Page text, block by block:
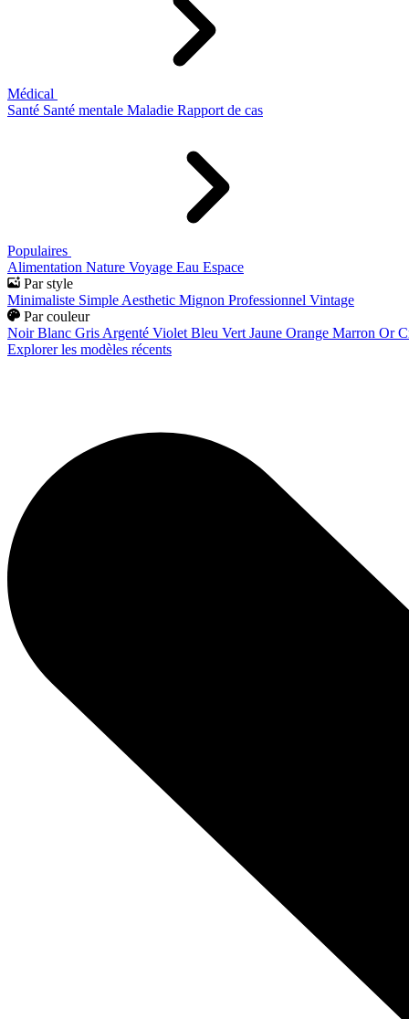
Médical
Santé Santé mentale Maladie Rapport de cas
Populaires
Alimentation Nature Voyage Eau Espace
Par style
Minimaliste Simple Aesthetic Mignon Professionnel Vintage
Par couleur
Noir Blanc Gris Argenté Violet Bleu Vert Jaune Orange Marron Or
Explorer les modèles récents